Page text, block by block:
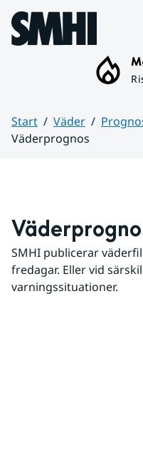
Hoppa till sidans innehåll
Start Väder
Väderprognos
SMHI publicerar
fredagar. Eller vid
varningssituationer.